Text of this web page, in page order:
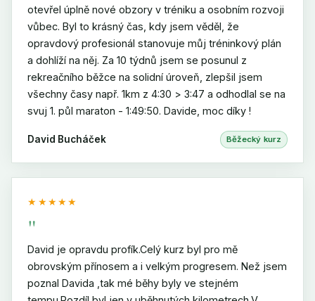
otevřel úplně nové obzory v tréniku a osobním rozvoji
vůbec. Byl to krásný čas, kdy jsem věděl, že
opravdový profesionál stanovuje můj tréninkový plán
a dohlíží na něj. Za 10 týdnů jsem se posunul z
rekreačního běžce na solidní úroveň, zlepšil jsem
všechny časy např. 1km z 4:30 > 3:47 a odhodlal se na
svuj 1. půl maraton - 1:49:50. Davide, moc díky !
David Bucháček Běžecký kurz
★★★★★
"
David je opravdu profík.Celý kurz byl pro mě
obrovským přínosem a i velkým progresem. Než jsem
poznal Davida ,tak mé běhy byly ve stejném